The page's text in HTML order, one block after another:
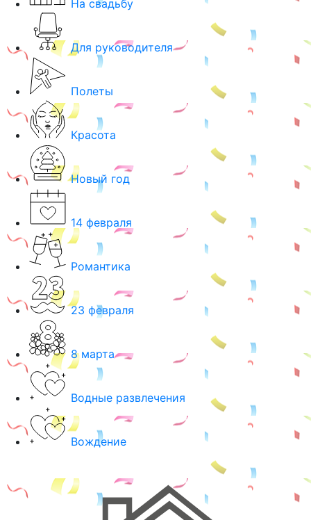
На свадьбу
Для руководителя
Полеты
Красота
Новый год
14 февраля
Романтика
23 февраля
8 марта
Водные развлечения
Вождение